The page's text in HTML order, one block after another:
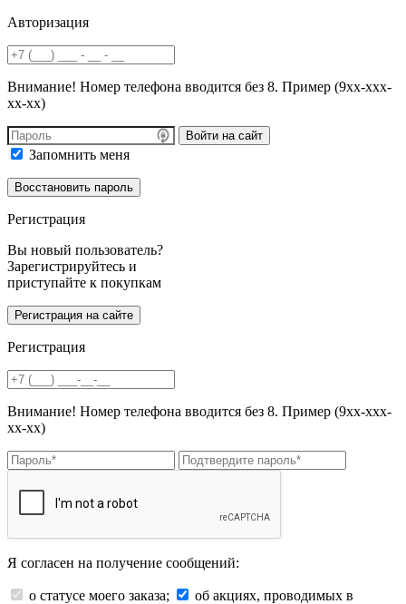
Авторизация
Внимание! Номер телефона вводится без 8. Пример (9хх-ххх-
хх-хх)
Войти на сайт
Запомнить меня
Регистрация
Вы новый пользователь?
Зарегистрируйтесь и
приступайте к покупкам
Регистрация
Внимание! Номер телефона вводится без 8. Пример (9хх-ххх-
хх-хх)
Я согласен на получение сообщений:
о статусе моего заказа;
об акциях, проводимых в